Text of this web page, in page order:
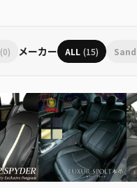
(0) メーカー ALL (15)